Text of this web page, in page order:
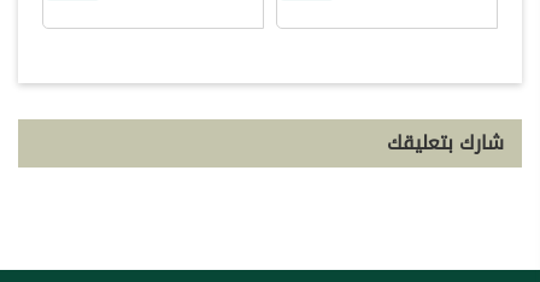
شارك بتعليقك